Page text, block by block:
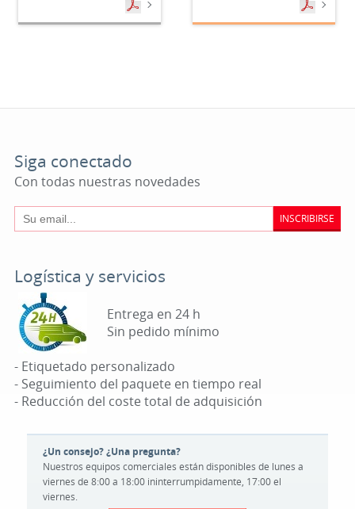
Siga conectado
Con todas nuestras novedades
INSCRIBIRSE
Logística y servicios
Entrega en 24 h
Sin pedido mínimo
- Etiquetado personalizado
- Seguimiento del paquete en tiempo real
- Reducción del coste total de adquisición
¿Un consejo? ¿Una pregunta?
Nuestros equipos comerciales están disponibles de lunes a
viernes de 8:00 a 18:00 ininterrumpidamente, 17:00 el
viernes.